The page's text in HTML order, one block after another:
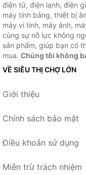
điện tử, điện lạnh, điện
máy tính bảng, thiết bị
máy vi tính, máy ảnh,
cùng sự nỗ lực không
sản phẩm, giúp bạn có
mua. Chúng tôi không
VỀ SIÊU THỊ CHỢ LỚN
Giới thiệu
Chính sách bảo mật
Điều khoản sử dụng
Miễn trừ trách nhiệm